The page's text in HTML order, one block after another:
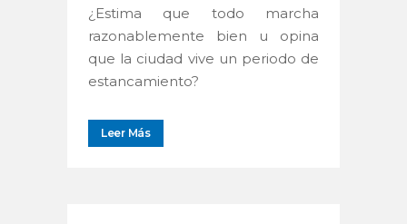
¿Estima que todo marcha
razonablemente bien u opina
que la ciudad vive un periodo de
estancamiento?
Leer Más